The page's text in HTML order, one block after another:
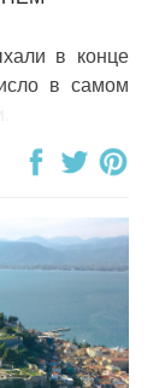
в конце
в самом